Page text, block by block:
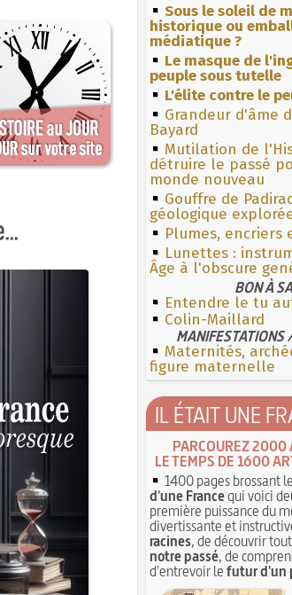
Sous le soleil de
historique ou
médiatique ?
Le masque de
peuple sous tutelle
L'élite contre le
Grandeur d'âme
Bayard
Mutilation de
détruire le passé
monde nouveau
Gouffre de
géologique
Plumes, encriers
Lunettes :
Âge à l'obscure
BON À
Entendre le tu
Colin-Maillard
MANIFESTATIONS
Maternités,
figure maternelle
IL ÉTAIT UNE
PARCOUREZ 2000
LE TEMPS DE 1600
1400 pages brossant le
d'une Francequi voici
première puissance du
divertissante et
racines, de découvrir
notre passé, de
d'entrevoir lefutur d'un